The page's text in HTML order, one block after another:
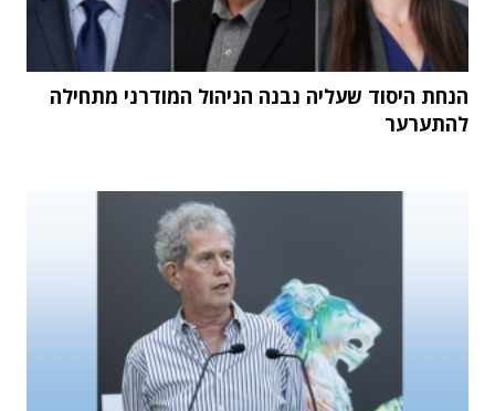
הנחת היסוד שעליה נבנה הניהול המודרני מתחילה
להתערער